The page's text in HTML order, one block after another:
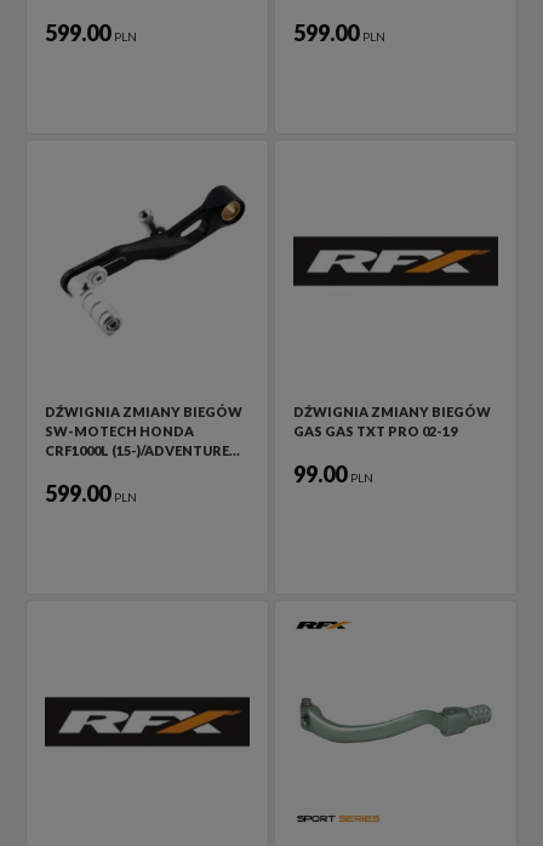
599.00 PLN 599.00 PLN
DŹWIGNIA ZMIANY BIEGÓW
SW-MOTECH HONDA
CRF1000L (15-)/ADVENTURE…
599.00 PLN
DŹWIGNIA ZMIANY BIEGÓW
GAS GAS TXT PRO 02-19
99.00 PLN